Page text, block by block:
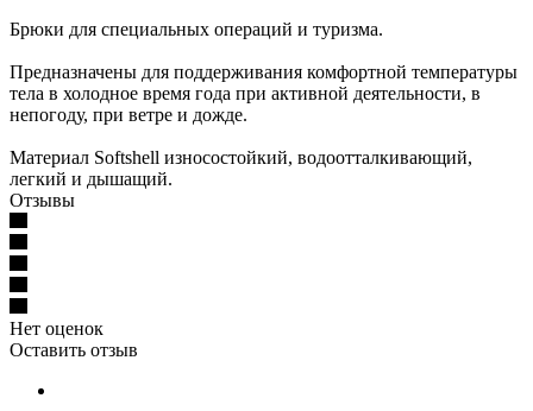
Брюки для специальных операций и туризма.
Предназначены для поддерживания комфортной температуры
тела в холодное время года при активной деятельности, в
непогоду, при ветре и дожде.
Материал Softshell износостойкий, водоотталкивающий,
легкий и дышащий.
Отзывы
Нет оценок
Оставить отзыв